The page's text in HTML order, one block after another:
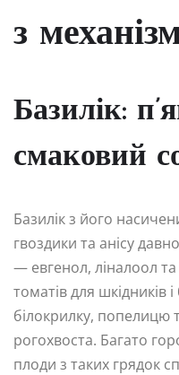
з
Базилік:
смаковий
Базилік з його
гвоздики та анісу
— евгенол, ліналоол
томатів для шкідників
білокрилку, попелицю
рогохвоста. Багато
плоди з таких грядок